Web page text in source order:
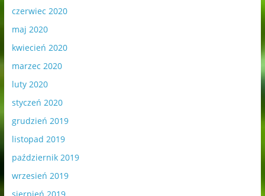
czerwiec 2020
maj 2020
kwiecień 2020
marzec 2020
luty 2020
styczeń 2020
grudzień 2019
listopad 2019
październik 2019
wrzesień 2019